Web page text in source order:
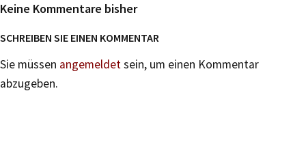
Keine Kommentare bisher
SCHREIBEN SIE EINEN KOMMENTAR
Sie müssen angemeldetsein, um einen Kommentar
abzugeben.